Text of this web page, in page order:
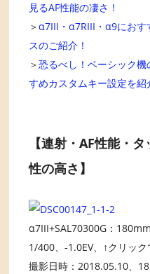
見るAF性能の凄さ！
＞α7III・α7RIII・α9におす
スのご紹介！
＞恐るべし！ベーシック
すめカスタムキー設定を紹
【連射・AF性能・
性の高さ】
α7III+SAL70300G：
1/400、-1.0EV、↑クリッ
撮影日時：2018.05.10、